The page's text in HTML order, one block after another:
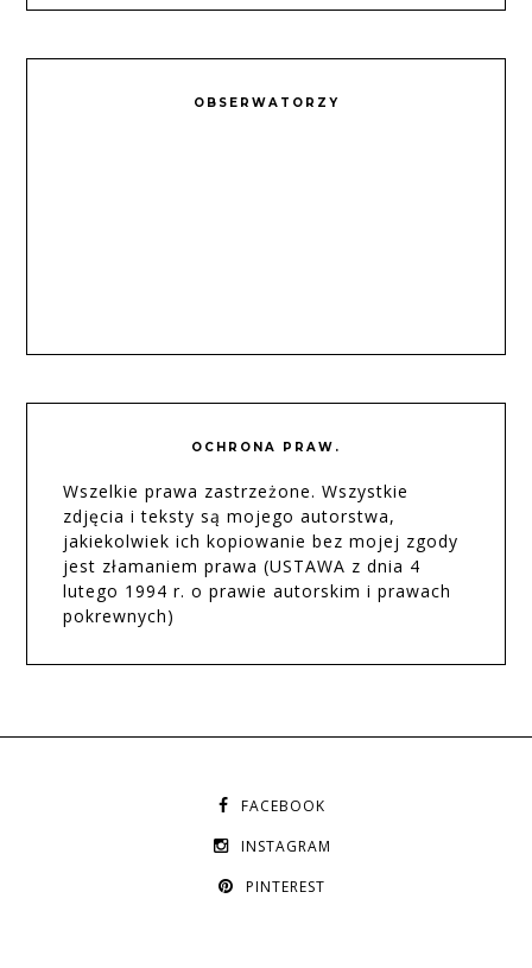
OBSERWATORZY
OCHRONA PRAW.
Wszelkie prawa zastrzeżone. Wszystkie
zdjęcia i teksty są mojego autorstwa,
jakiekolwiek ich kopiowanie bez mojej zgody
jest złamaniem prawa (USTAWA z dnia 4
lutego 1994 r. o prawie autorskim i prawach
pokrewnych)
FACEBOOK
INSTAGRAM
PINTEREST